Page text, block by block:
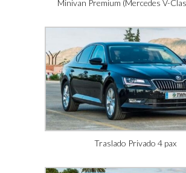
Minivan Premium (Mercedes V-
Traslado Privado 4 pax